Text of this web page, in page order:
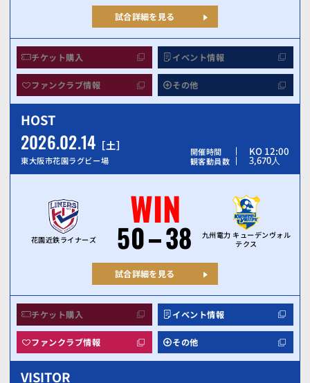
試合詳細を見る
チケット購入 イベント情報
ファンクラブ情報 その他
HOST
2026.02.14 土
東大阪市花園ラグビー場
開催時間 KO 12:00
観客動員数 3,670人
花園近鉄ライナーズ
WIN
50 38
九州電力 キューデンヴォル
テクス
試合詳細を見る
チケット購入 イベント情報
ファンクラブ情報 その他
VISITOR